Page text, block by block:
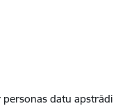
personas datu apstrādi